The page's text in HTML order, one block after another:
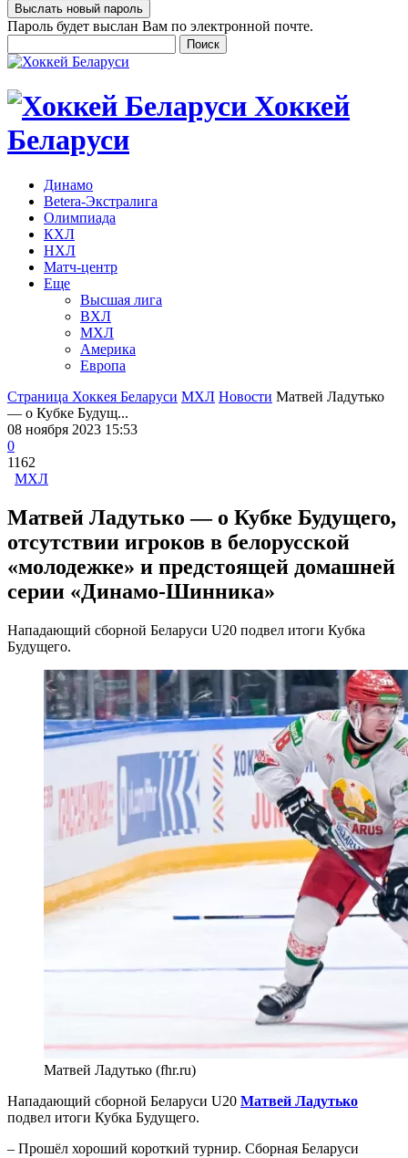
Пароль будет выслан Вам по электронной почте.
Хоккей
Беларуси
Динамо
Betera-Экстралига
Олимпиада
КХЛ
НХЛ
Матч-центр
Еще
Высшая лига
ВХЛ
МХЛ
Америка
Европа
Страница Хоккея Беларуси МХЛ Новости Матвей Ладутько
— о Кубке Будущ...
08 ноября 2023 15:53
0
1162
МХЛ
Матвей Ладутько — о Кубке Будущего,
отсутствии игроков в белорусской
«молодежке» и предстоящей домашней
серии «Динамо-Шинника»
Нападающий сборной Беларуси U20 подвел итоги Кубка
Будущего.
Матвей Ладутько (fhr.ru)
Нападающий сборной Беларуси U20 Матвей Ладутько
подвел итоги Кубка Будущего.
– Прошёл хороший короткий турнир. Сборная Беларуси